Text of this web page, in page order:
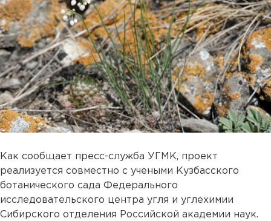
Как сообщает пресс-служба УГМК, проект
реализуется совместно с учеными Кузбасского
ботанического сада Федерального
исследовательского центра угля и углехимии
Сибирского отделения Российской академии наук.